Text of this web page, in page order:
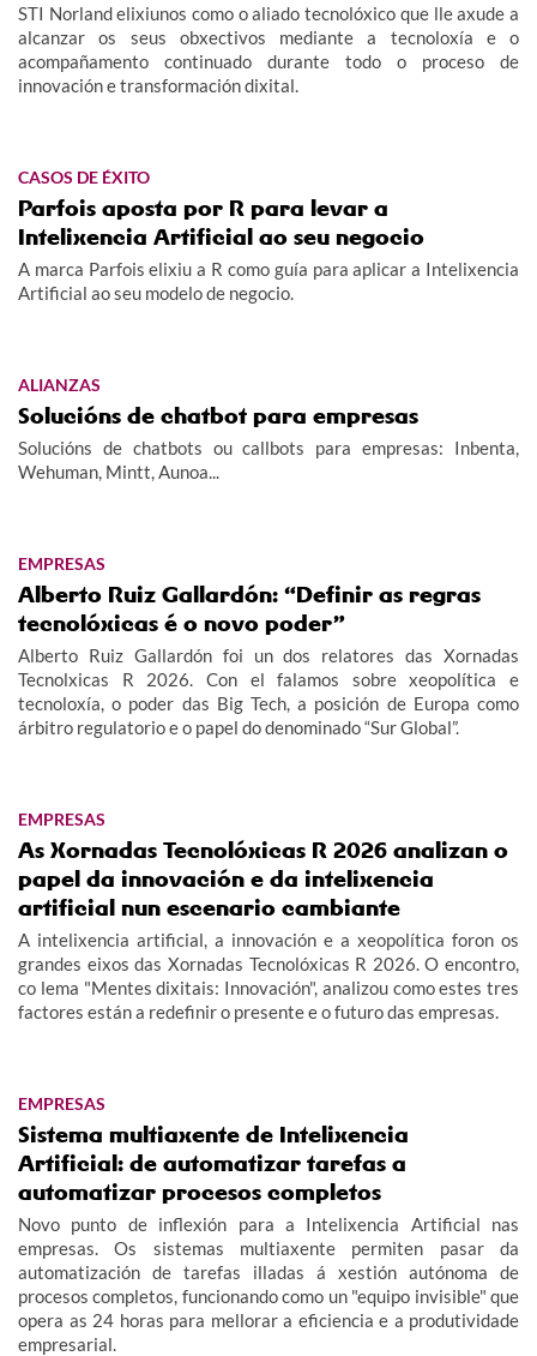
STI Norland elixiunos como o aliado tecnolóxico que lle axude a
alcanzar os seus obxectivos mediante a tecnoloxía e o
acompañamento continuado durante todo o proceso de
innovación e transformación dixital.
CASOS DE ÉXITO
Parfois aposta por R para levar a
Intelixencia Artificial ao seu negocio
A marca Parfois elixiu a R como guía para aplicar a Intelixencia
Artificial ao seu modelo de negocio.
ALIANZAS
Solucións de chatbot para empresas
Solucións de chatbots ou callbots para empresas: Inbenta,
Wehuman, Mintt, Aunoa...
EMPRESAS
Alberto Ruiz Gallardón: “Definir as regras
tecnolóxicas é o novo poder”
Alberto Ruiz Gallardón foi un dos relatores das Xornadas
Tecnolxicas R 2026. Con el falamos sobre xeopolítica e
tecnoloxía, o poder das Big Tech, a posición de Europa como
árbitro regulatorio e o papel do denominado “Sur Global”.
EMPRESAS
As Xornadas Tecnolóxicas R 2026 analizan o
papel da innovación e da intelixencia
artificial nun escenario cambiante
A intelixencia artificial, a innovación e a xeopolítica foron os
grandes eixos das Xornadas Tecnolóxicas R 2026. O encontro,
co lema "Mentes dixitais: Innovación", analizou como estes tres
factores están a redefinir o presente e o futuro das empresas.
EMPRESAS
Sistema multiaxente de Intelixencia
Artificial: de automatizar tarefas a
automatizar procesos completos
Novo punto de inflexión para a Intelixencia Artificial nas
empresas. Os sistemas multiaxente permiten pasar da
automatización de tarefas illadas á xestión autónoma de
procesos completos, funcionando como un "equipo invisible" que
opera as 24 horas para mellorar a eficiencia e a produtividade
empresarial.